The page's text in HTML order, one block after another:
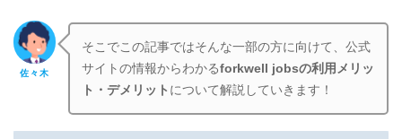
佐々木
そこでこの記事ではそんな一部の方に向けて、公式
サイトの情報からわかるforkwell jobsの利用メリッ
ト・デメリット について解説していきます！